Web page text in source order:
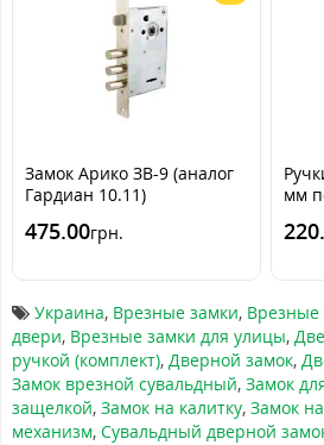
Замок Арико ЗВ-9 (аналог
Гардиан 10.11)
475.00грн.
мм
Украина, Врезные замки, Врезные
двери, Врезные замки для улицы,
ручкой (комплект), Дверной замок,
Замок врезной сувальдный, Замок
защелкой, Замок на калитку, Замок
механизм, Сувальдный дверной